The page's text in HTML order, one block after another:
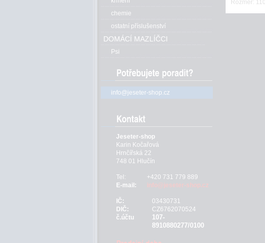
Rozměr:
chemie
ostatní příslušenství
DOMÁCÍ MAZLÍČCI
Psi
info@jeseter-shop.cz
Jeseter-shop
Karin Kočařová
Hrnčířská 22
748 01 Hlučín
Tel:
+420 731 779 889
E-mail:
info@jeseter-shop.cz
IČ:
03430731
DIČ:
CZ6762070524
č.účtu
107-
8910880277/0100